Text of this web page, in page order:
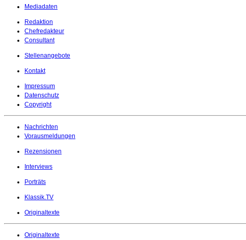
Mediadaten
Redaktion
Chefredakteur
Consultant
Stellenangebote
Kontakt
Impressum
Datenschutz
Copyright
Nachrichten
Vorausmeldungen
Rezensionen
Interviews
Porträts
Klassik.TV
Originaltexte
Originaltexte